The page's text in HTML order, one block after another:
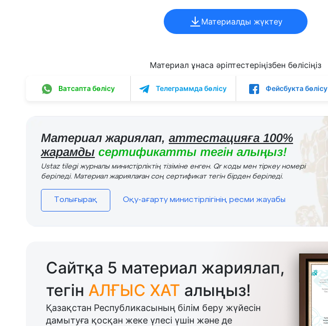
Материалды жүктеу
Материал ұнаса әріптестеріңізбен бөлісіңіз
Ватсапта бөлісу Телеграммда бөлісу Фейсбукта бөлісу
Материал жариялап, аттестацияға 100%
жарамды сертификатты тегін алыңыз!
Ustaz tilegi журналы министірліктің тізіміне енген. Qr коды мен тіркеу номері
беріледі. Материал жариялаған соң сертификат тегін бірден беріледі.
Толығырақ Оқу-ағарту министірлігінің ресми жауабы
Сайтқа 5 материал жариялап,
тегін АЛҒЫС ХАТ алыңыз!
Қазақстан Республикасының білім беру жүйесін
дамытуға қосқан жеке үлесі үшін және де